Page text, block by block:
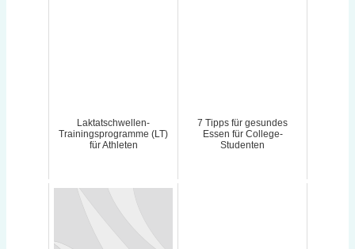
Laktatschwellen-
Trainingsprogramme (LT)
für Athleten
7 Tipps für gesundes
Essen für College-
Studenten